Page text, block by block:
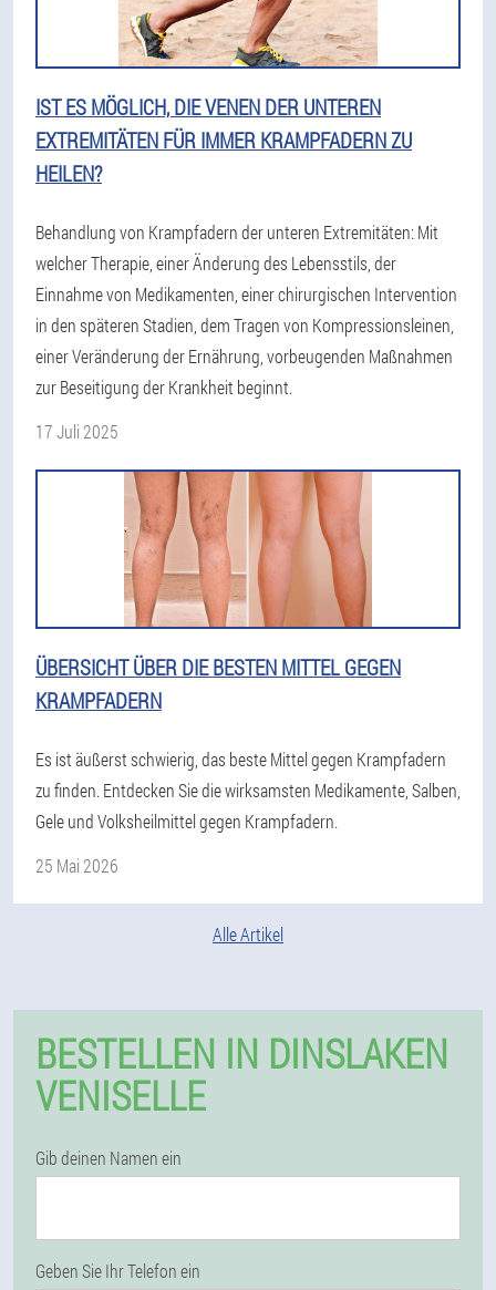
IST ES MÖGLICH, DIE VENEN DER UNTEREN
EXTREMITÄTEN FÜR IMMER KRAMPFADERN ZU
HEILEN?
Behandlung von Krampfadern der unteren Extremitäten: Mit
welcher Therapie, einer Änderung des Lebensstils, der
Einnahme von Medikamenten, einer chirurgischen Intervention
in den späteren Stadien, dem Tragen von Kompressionsleinen,
einer Veränderung der Ernährung, vorbeugenden Maßnahmen
zur Beseitigung der Krankheit beginnt.
17 Juli 2025
ÜBERSICHT ÜBER DIE BESTEN MITTEL GEGEN
KRAMPFADERN
Es ist äußerst schwierig, das beste Mittel gegen Krampfadern
zu finden. Entdecken Sie die wirksamsten Medikamente, Salben,
Gele und Volksheilmittel gegen Krampfadern.
25 Mai 2026
Alle Artikel
BESTELLEN IN DINSLAKEN
VENISELLE
Gib deinen Namen ein
Geben Sie Ihr Telefon ein